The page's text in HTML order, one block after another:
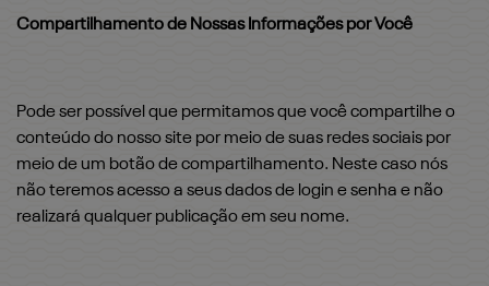
Compartilhamento de Nossas Informações por Você
Pode ser possível que permitamos que você compartilhe o
conteúdo do nosso site por meio de suas redes sociais por
meio de um botão de compartilhamento. Neste caso nós
não teremos acesso a seus dados de login e senha e não
realizará qualquer publicação em seu nome.